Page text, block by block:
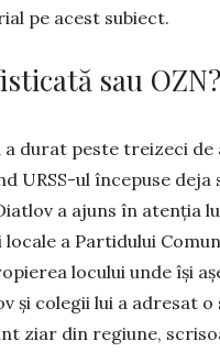
pe acest subiect.
sau OZN?
a durat peste treizeci de
URSS-ul în­cepuse deja
a ajuns în atenția
locale a Partidului
locului unde își
și colegii lui a adresat
ziar din regiune,